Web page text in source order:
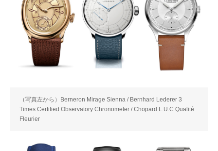
（写真左から）Berneron Mirage Sienna / Bernhard Lederer 3
Times Certified Observatory Chronometer / Chopard L.U.C Qualité
Fleurier